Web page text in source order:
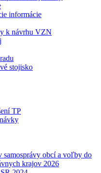
informácie
k návrhu VZN
stojisko
TP
samosprávy obcí a voľby do
krajov 2026